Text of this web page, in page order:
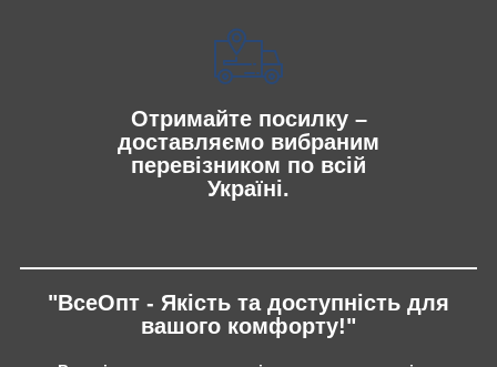
Отримайте посилку –
доставляємо вибраним
перевізником по всій
Україні.
"ВсеОпт - Якість та доступність для
вашого комфорту!"